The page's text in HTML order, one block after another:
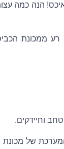
הנה כמה
ממכונת
וחיידקים.
המערכת של